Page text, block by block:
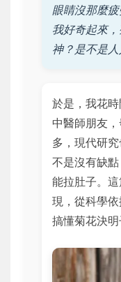
眼睛沒那麼
我好奇起來
神？是不是
於是，我花
中醫師朋友
多，現代研
不是沒有缺
能拉肚子。
現，從科學
搞懂菊花決明